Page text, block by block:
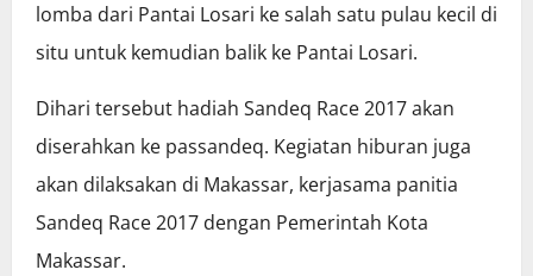
lomba dari Pantai Losari ke salah satu pulau kecil di
situ untuk kemudian balik ke Pantai Losari.
Dihari tersebut hadiah Sandeq Race 2017 akan
diserahkan ke passandeq. Kegiatan hiburan juga
akan dilaksakan di Makassar, kerjasama panitia
Sandeq Race 2017 dengan Pemerintah Kota
Makassar.